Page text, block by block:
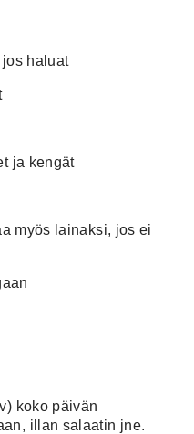
haluat
ja kengät
myös lainaksi, jos ei
koko päivän
illan salaatin jne.